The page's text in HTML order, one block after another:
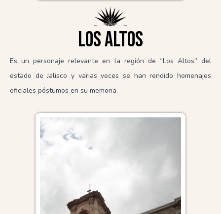
Los altos
Es un personaje relevante en la región de “Los Altos” del
estado de Jalisco y varias veces se han rendido homenajes
oficiales póstumos en su memoria.